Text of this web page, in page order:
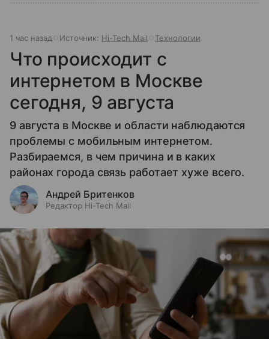
1 час назад Источник: Hi-Tech Mail Технологии
Что происходит с
интернетом в Москве
сегодня, 9 августа
9 августа в Москве и области наблюдаются
проблемы с мобильным интернетом.
Разбираемся, в чем причина и в каких
районах города связь работает хуже всего.
Андрей Бритенков
Редактор Hi-Tech Mail